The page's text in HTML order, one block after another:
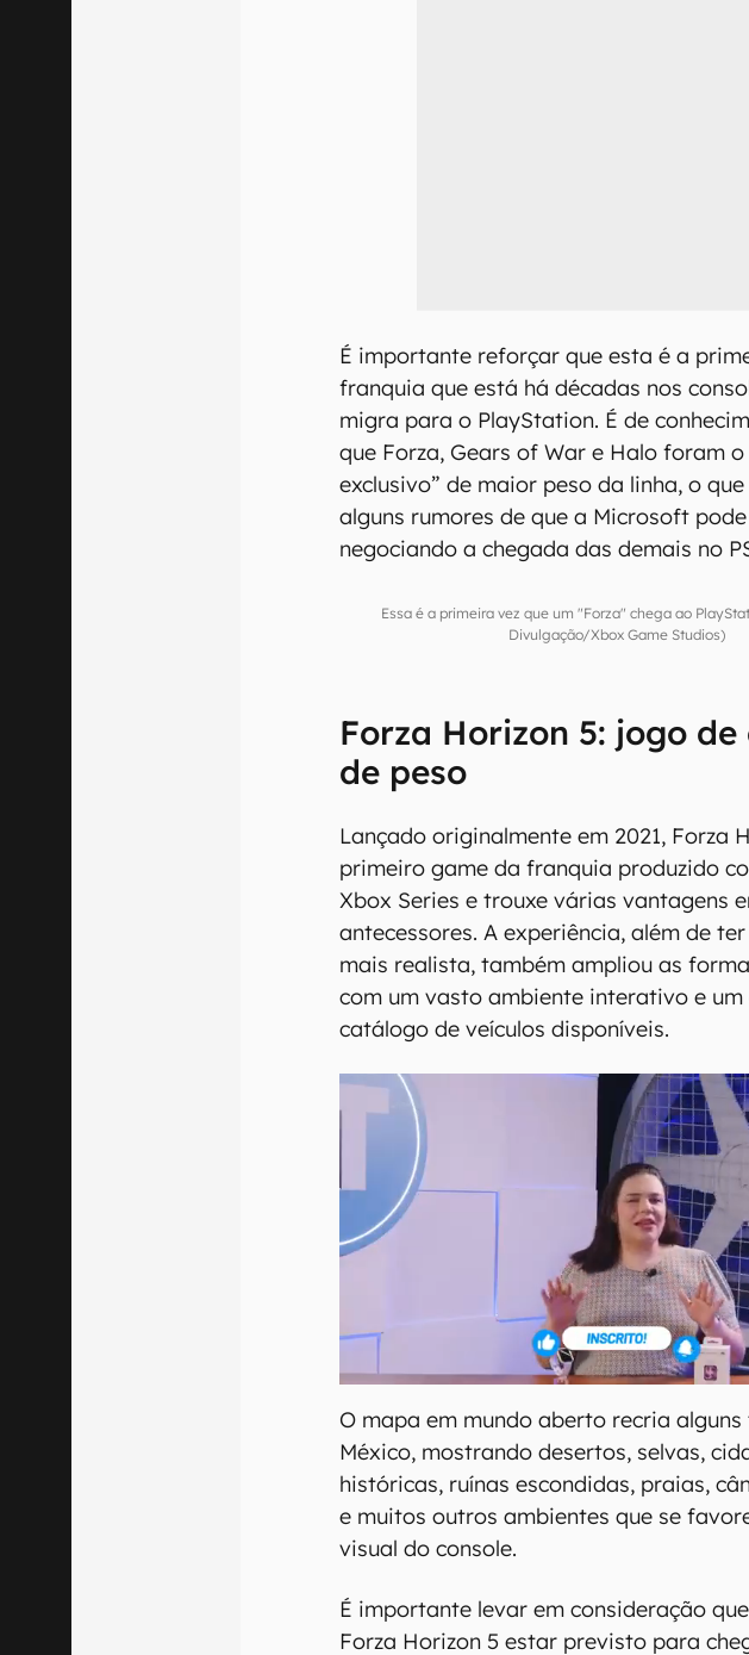
É importante reforçar que esta é a
franquia que está há décadas nos
migra para o PlayStation. É de
que Forza, Gears of War e Halo foram
exclusivo” de maior peso da linha, o
alguns rumores de que a Microsoft
negociando a chegada das demais no
Essa é a primeira vez que um "Forza" chega ao
Divulgação/Xbox Game Studios)
Forza Horizon 5: jogo
de peso
Lançado originalmente em 2021, Forza
primeiro game da franquia produzido
Xbox Series e trouxe várias vantagens
antecessores. A experiência, além de
mais realista, também ampliou as
com um vasto ambiente interativo e um
catálogo de veículos disponíveis.
O mapa em mundo aberto recria
México, mostrando desertos, selvas,
históricas, ruínas escondidas, praias,
e muitos outros ambientes que se
visual do console.
É importante levar em consideração
Forza Horizon 5 estar previsto para